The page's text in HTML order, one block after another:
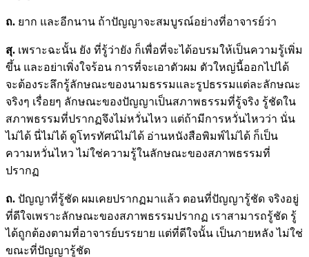
ถ. ยาก และอีกนาน ถ้าปัญญาจะสมบูรณ์อย่างที่อาจารย์ว่า
สุ. เพราะฉะนั้น ยัง ที่รู้ว่ายัง ก็เพื่อที่จะได้อบรมให้เป็นความรู้เพิ่ม
ขึ้น และอย่าเพิ่งใจร้อน การที่จะเอาตัวผม ตัวใหญ่นี้ออกไปได้
จะต้องระลึกรู้ลักษณะของนามธรรมและรูปธรรมแต่ละลักษณะ
จริงๆ เรื่อยๆ ลักษณะของปัญญาเป็นสภาพธรรมที่รู้จริง รู้ชัดใน
สภาพธรรมที่ปรากฏจึงไม่หวั่นไหว แต่ถ้ามีการหวั่นไหวว่า นั่น
ไม่ได้ นี่ไม่ได้ ดูโทรทัศน์ไม่ได้ อ่านหนังสือพิมพ์ไม่ได้ ก็เป็น
ความหวั่นไหว ไม่ใช่ความรู้ในลักษณะของสภาพธรรมที่
ปรากฏ
ถ. ปัญญาที่รู้ชัด ผมเคยปรากฏมาแล้ว ตอนที่ปัญญารู้ชัด จริงอยู่
ที่ดีใจเพราะลักษณะของสภาพธรรมปรากฏ เราสามารถรู้ชัด รู้
ได้ถูกต้องตามที่อาจารย์บรรยาย แต่ที่ดีใจนั้น เป็นภายหลัง ไม่ใช่
ขณะที่ปัญญารู้ชัด